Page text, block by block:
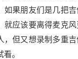
如果朋友们是几把
就应该要离得麦克
，但又想录制多重
看。